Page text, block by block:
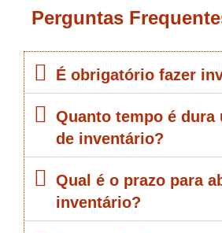
Perguntas
É obrigatório fazer
Quanto tempo é dura
de inventário?
Qual é o prazo para
inventário?